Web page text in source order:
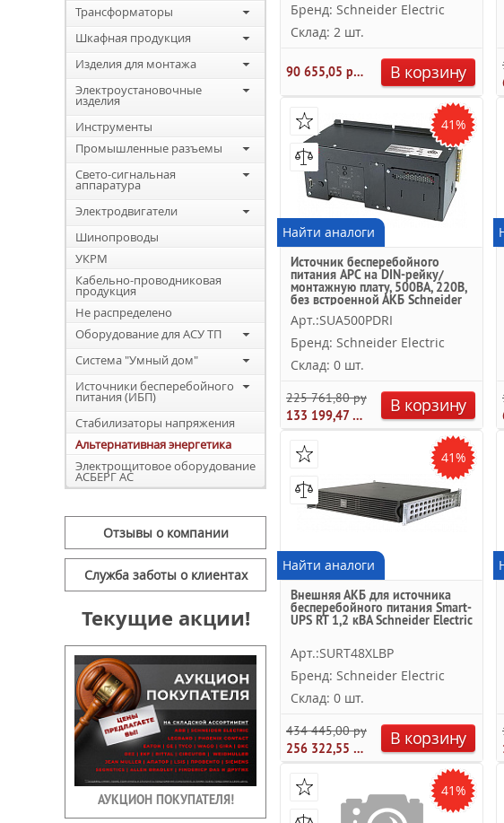
Трансформаторы
Шкафная продукция
Изделия для монтажа
Электроустановочные
изделия
Инструменты
Промышленные разъемы
Свето-сигнальная
аппаратура
Электродвигатели
Шинопроводы
УКРМ
Кабельно-проводниковая
продукция
Не распределено
Оборудование для АСУ ТП
Система "Умный дом"
Источники бесперебойного
питания (ИБП)
Стабилизаторы напряжения
Альтернативная энергетика
Электрощитовое оборудование
АСБЕРГ АС
Отзывы о компании
Служба заботы о клиентах
Текущие акции!
АУКЦИОН ПОКУПАТЕЛЯ!
Бренд: Schneider Electric
Склад: 2 шт.
90 655,05 руб. В корзину
41%
Найти аналоги
Источник бесперебойного
питания APC на DIN-рейку/
монтажную плату, 500ВА, 220В,
без встроенной АКБ Schneider
Electric
Арт.:SUA500PDRI
Бренд: Schneider Electric
Склад: 0 шт.
225 761,80 руб.
133 199,47 руб.
В корзину
41%
Найти аналоги
Внешняя АКБ для источника
бесперебойного питания Smart-
UPS RT 1,2 кВА Schneider Electric
Арт.:SURT48XLBP
Бренд: Schneider Electric
Склад: 0 шт.
434 445,00 руб.
256 322,55 руб.
В корзину
41%